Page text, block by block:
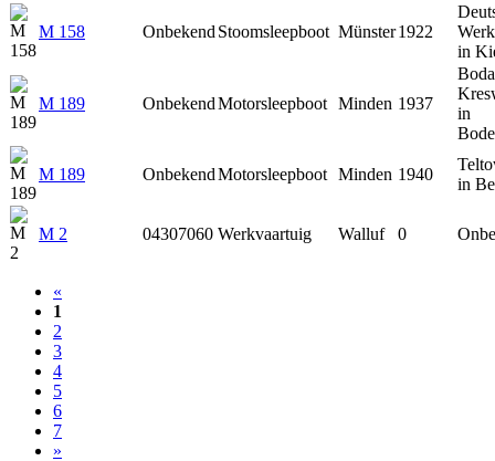
M 158 Onbekend Stoomsleepboot Münster1922
in
M 189 OnbekendMotorsleepboot Minden 1937
in
M 189 OnbekendMotorsleepboot Minden 1940
in
M 2 04307060 Werkvaartuig Walluf 0
«
1
2
3
4
5
6
7
»